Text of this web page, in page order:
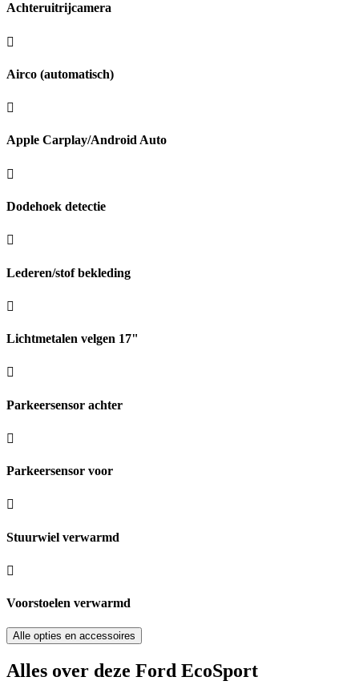
Achteruitrijcamera
Airco (automatisch)
Apple Carplay/Android Auto
Dodehoek detectie
Lederen/stof bekleding
Lichtmetalen velgen 17"
Parkeersensor achter
Parkeersensor voor
Stuurwiel verwarmd
Voorstoelen verwarmd
Alle opties en accessoires
Alles over deze Ford EcoSport